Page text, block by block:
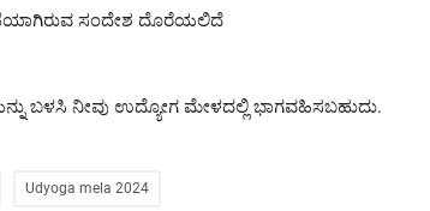
ಸಂದೇಶ ದೊರೆಯಲಿದೆ
ಬಳಸಿ ನೀವು ಉದ್ಯೋಗ ಮೇಳದಲ್ಲಿ ಭಾಗವಹಿಸಬಹುದು.
Udyoga mela 2024